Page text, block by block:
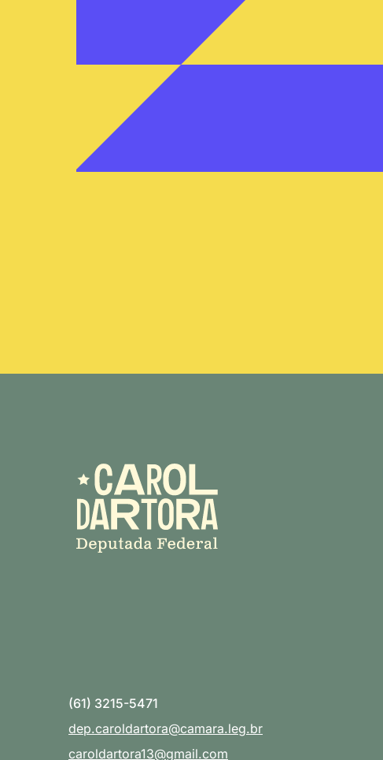
(61) 3215-5471
dep.caroldartora@camara.leg.br
caroldartora13@gmail.com